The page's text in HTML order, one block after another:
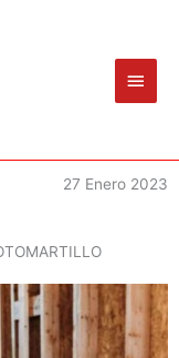
27 Enero 2023